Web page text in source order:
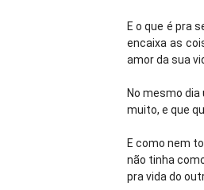
E o que é pra
encaixa as
amor da sua
No mesmo
muito, e que
E como nem
não tinha
pra vida do